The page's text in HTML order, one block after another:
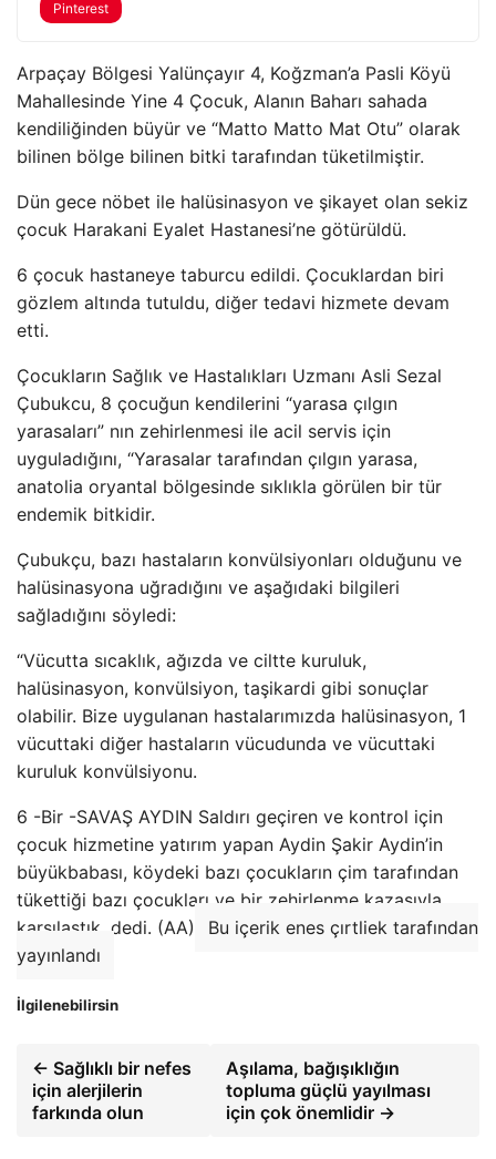
Pinterest
Arpaçay Bölgesi Yalünçayır 4, Koğzman’a Pasli Köyü
Mahallesinde Yine 4 Çocuk, Alanın Baharı sahada
kendiliğinden büyür ve “Matto Matto Mat Otu” olarak
bilinen bölge bilinen bitki tarafından tüketilmiştir.
Dün gece nöbet ile halüsinasyon ve şikayet olan sekiz
çocuk Harakani Eyalet Hastanesi’ne götürüldü.
6 çocuk hastaneye taburcu edildi. Çocuklardan biri
gözlem altında tutuldu, diğer tedavi hizmete devam
etti.
Çocukların Sağlık ve Hastalıkları Uzmanı Asli Sezal
Çubukcu, 8 çocuğun kendilerini “yarasa çılgın
yarasaları” nın zehirlenmesi ile acil servis için
uyguladığını, “Yarasalar tarafından çılgın yarasa,
anatolia oryantal bölgesinde sıklıkla görülen bir tür
endemik bitkidir.
Çubukçu, bazı hastaların konvülsiyonları olduğunu ve
halüsinasyona uğradığını ve aşağıdaki bilgileri
sağladığını söyledi:
“Vücutta sıcaklık, ağızda ve ciltte kuruluk,
halüsinasyon, konvülsiyon, taşikardi gibi sonuçlar
olabilir. Bize uygulanan hastalarımızda halüsinasyon, 1
vücuttaki diğer hastaların vücudunda ve vücuttaki
kuruluk konvülsiyonu.
6 -Bir -SAVAŞ AYDIN ​​Saldırı geçiren ve kontrol için
çocuk hizmetine yatırım yapan Aydin Şakir Aydin’in
büyükbabası, köydeki bazı çocukların çim tarafından
tükettiği bazı çocukları ve bir zehirlenme kazasıyla
karşılaştık. dedi. (AA)
Bu içerik enes çırtliek tarafından
yayınlandı
İlgilenebilirsin
← Sağlıklı bir nefes
için alerjilerin
farkında olun
Aşılama, bağışıklığın
topluma güçlü yayılması
için çok önemlidir →